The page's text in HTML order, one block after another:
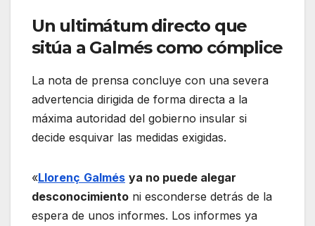
Un ultimátum directo que
sitúa a Galmés como cómplice
La nota de prensa concluye con una severa
advertencia dirigida de forma directa a la
máxima autoridad del gobierno insular si
decide esquivar las medidas exigidas.
«Llorenç Galmés ya no puede alegar
desconocimiento ni esconderse detrás de la
espera de unos informes. Los informes ya